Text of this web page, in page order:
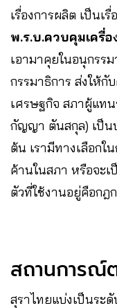
เรื่องการผลิต เป็นเรื่
พ.ร.บ.ควบคุมเครื่
เอามาคุยในอนุกรร
กรรมาธิการ ส่งให้
เศรษฐกิจ สภาผู้แท
กัญญา ตันสกุล) เป็น
ต้น เรามีทางเลือกใ
ค้านในสภา หรือจะ
ตัวที่ใช้งานอยู่คือกฎ
สถานการณ์
สุราไทยแบ่งเป็นระ